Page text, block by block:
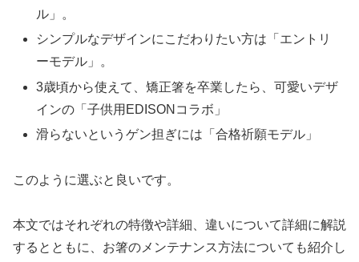
ル」。
シンプルなデザインにこだわりたい方は「エントリ
ーモデル」。
3歳頃から使えて、矯正箸を卒業したら、可愛いデザ
インの「子供用EDISONコラボ」
滑らないというゲン担ぎには「合格祈願モデル」
このように選ぶと良いです。
本文ではそれぞれの特徴や詳細、違いについて詳細に解説
するとともに、お箸のメンテナンス方法についても紹介し